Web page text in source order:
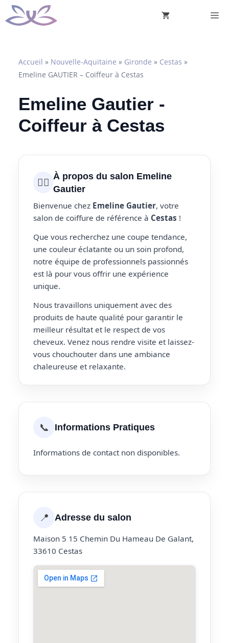
Aller
au
Accueil » Nouvelle-Aquitaine » Gironde » Cestas »
Emeline GAUTIER – Coiffeur à Cestas
Emeline Gautier -
Coiffeur à Cestas
💇‍♀️ À propos du salon Emeline
Gautier
Bienvenue chez Emeline Gautier, votre
salon de coiffure de référence à Cestas !
Que vous recherchez une coupe tendance,
une couleur éclatante ou un soin profond,
notre équipe de professionnels passionnés
est là pour vous offrir une expérience
unique.
Nous travaillons uniquement avec des
produits de haute qualité pour garantir le
meilleur résultat et le respect de vos
cheveux. Venez nous rendre visite et laissez-
vous chouchouter dans une ambiance
chaleureuse et relaxante.
📞 Informations Pratiques
Informations de contact non disponibles.
📍 Adresse du salon
Maison 5 15 Chemin Du Hameau De Galant,
33610 Cestas